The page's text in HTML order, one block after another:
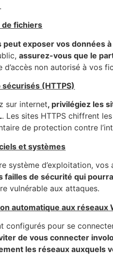
.
de fichiers
exposer vos données
assurez-vous que le
d’accès non autorisé à vos
(HTTPS)
sur internet, privilégiez les
. Les sites HTTPS chiffrent
de protection contre
et systèmes
système d’exploitation,
failles de sécurité qui
vulnérable aux attaques.
automatique aux réseaux
configurés pour se
de vous connecter
les réseaux auxquels